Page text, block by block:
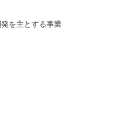
を主とする事業